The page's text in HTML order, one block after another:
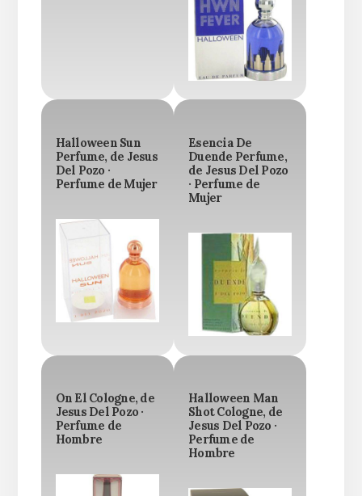
Halloween Sun
Perfume, de Jesus
Del Pozo ·
Perfume de Mujer
Esencia De
Duende Perfume,
de Jesus Del Pozo
· Perfume de
Mujer
On El Cologne, de
Jesus Del Pozo ·
Perfume de
Hombre
Halloween Man
Shot Cologne, de
Jesus Del Pozo ·
Perfume de
Hombre